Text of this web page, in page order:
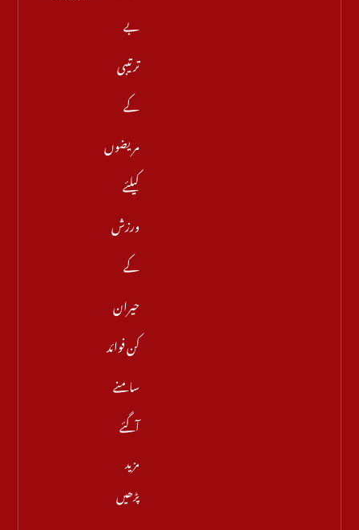
بے
ترتیبی
کے
مریضوں
کیلئے
ورزش
کے
حیران
کن فوائد
سامنے
آگئے
مزید
پڑھیں